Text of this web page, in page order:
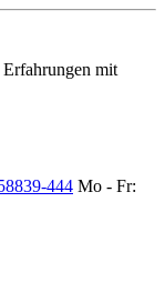
mit
444 Mo - Fr: